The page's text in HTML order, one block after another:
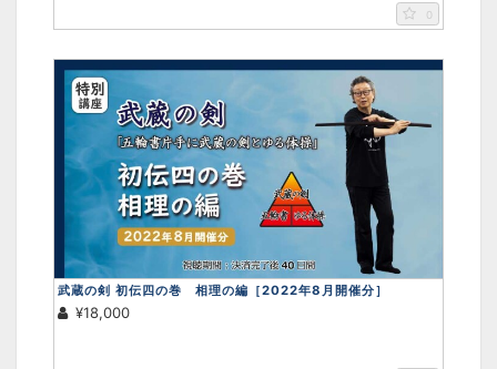
0
武蔵の剣 初伝四の巻 相理の編［2022年8月開催分］
¥18,000